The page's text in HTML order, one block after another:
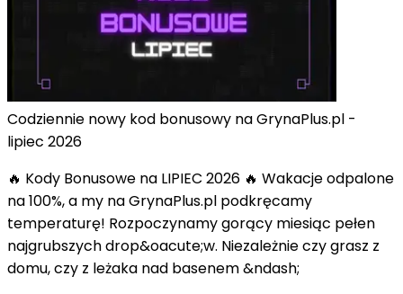
Codziennie nowy kod bonusowy na GrynaPlus.pl -
lipiec 2026
🔥 Kody Bonusowe na LIPIEC 2026 🔥 Wakacje odpalone
na 100%, a my na GrynaPlus.pl podkręcamy
temperaturę! Rozpoczynamy gorący miesiąc pełen
najgrubszych drop&oacute;w. Niezależnie czy grasz z
domu, czy z leżaka nad basenem &ndash;